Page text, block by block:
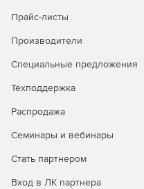
Прайс-листы
Производители
Специальные предложения
Техподдержка
Распродажа
Семинары и вебинары
Стать партнером
Вход в ЛК партнера